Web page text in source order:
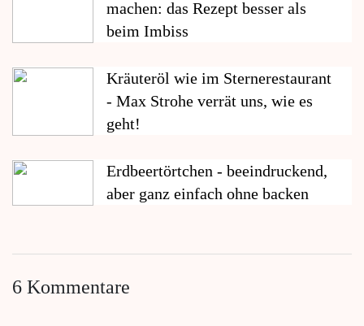
machen: das Rezept besser als
beim Imbiss
Kräuteröl wie im Sternerestaurant
- Max Strohe verrät uns, wie es
geht!
Erdbeertörtchen - beeindruckend,
aber ganz einfach ohne backen
6 Kommentare